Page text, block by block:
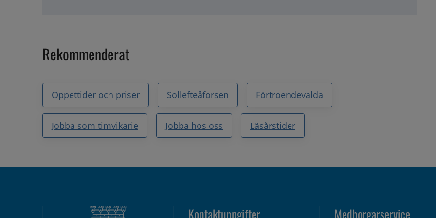
Rekommenderat
Öppettider och priser Sollefteåforsen Förtroendevalda
Jobba som timvikarie Jobba hos oss Läsårstider
Kontaktuppgifter Medborgarservice